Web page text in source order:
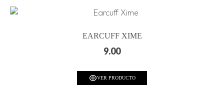
EARCUFF XIME
9.00
VER PRODUCTO